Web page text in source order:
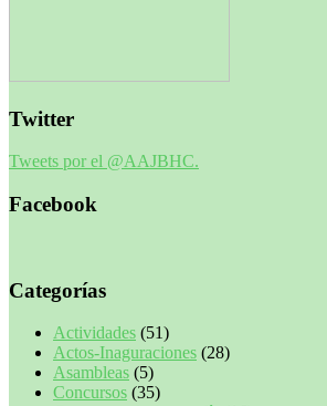
Twitter
Tweets por el @AAJBHC.
Facebook
Categorías
Actividades (51)
Actos-Inaguraciones (28)
Asambleas (5)
Concursos (35)